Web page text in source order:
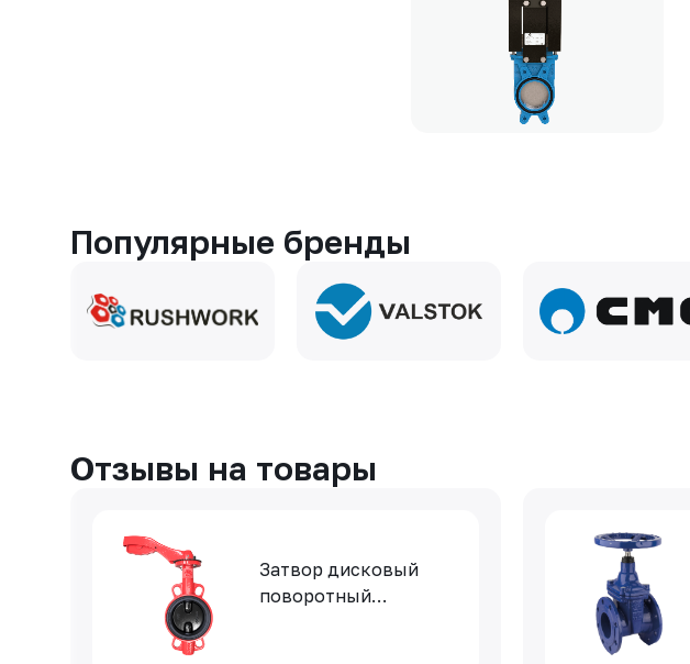
Популярные бренды
Отзывы на товары
Затвор дисковый
поворотный